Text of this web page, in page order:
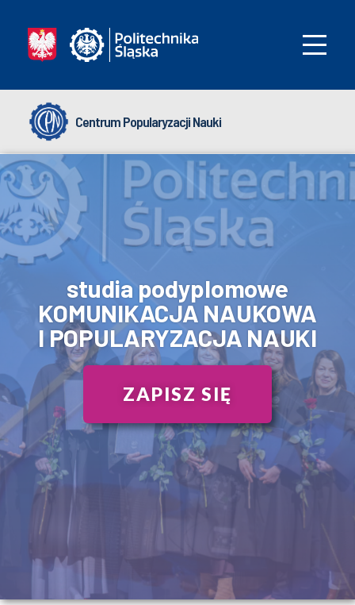
Centrum Popularyzacji Nauki
studia podyplomowe
KOMUNIKACJA NAUKOWA
I POPULARYZACJA NAUKI
ZAPISZ SIĘ